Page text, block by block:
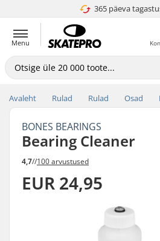
365 päeva4.8 paljaks 5
Menu
Avaleht Rulad Rulad Osad
BONES BEARINGS
Bearing Cleaner
4,7//100 arvustused
EUR 24,95